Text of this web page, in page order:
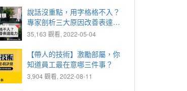
說話沒重點，用字格格不入？
專家剖析三大原因改善表達能
力
35,163 觀看, 2022-05-04
【帶人的技術】激勵部屬，你
知道員工最在意哪三件事？
3,904 觀看, 2022-08-11